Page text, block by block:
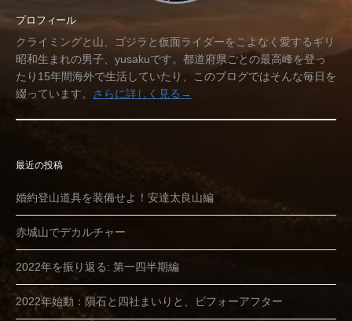
プロフィール
クライミングと山、ゴジラと仮面ライダーをこよなく愛するギリ
昭和生まれの男子、yusakuです。都道府県ごとの最高峰を登っ
たり15年間海外で生活していたり、このブログではそんな毎日を
綴っています。
さらに詳しく見る→
最近の投稿
婚約登山道具を装備せよ！安達太良山編
赤城山でデカルチャー
2022年を振り返る: 第一四半期編
2022年始動：隕石と四社まいりと、ビフォーアフター